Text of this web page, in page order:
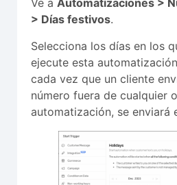
Ve a Automatizaciones >
> Días festivos.
Selecciona los días en los
ejecute esta
cada vez que un cliente
número fuera de cualquier
automatización, se enviará